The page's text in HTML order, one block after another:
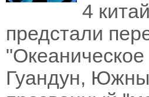
4
предстали
Гуандун,